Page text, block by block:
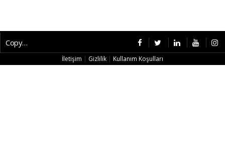
Copyright © 2026 CybermagOnline
İletişim | Gizlilik | Kullanım Koşulları